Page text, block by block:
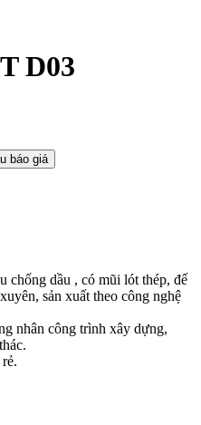
D03
báo giá
chống dầu , có mũi lót thép, đế
sản xuất theo công nghệ
nhân công trình xây dựng,